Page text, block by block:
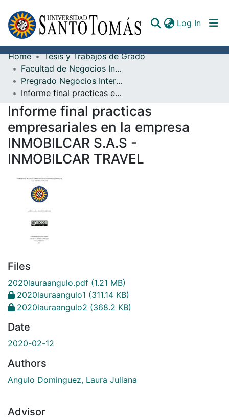
Log In
Communities & Collections
All of DSpace
Documents
Home
Tesis y Trabajos de Grado
Facultad de Negocios Internacionales
Pregrado Negocios Internacionales
Informe final practicas empresariales en la empresa INMOBILCAR S.A.S - INMOBILCAR TRAVEL
Informe final practicas
empresariales en la empresa
INMOBILCAR S.A.S -
INMOBILCAR TRAVEL
Files
2020lauraangulo.pdf (1.21 MB)
2020lauraangulo1 (311.14 KB)
2020lauraangulo2 (368.2 KB)
Date
2020-02-12
Authors
Angulo Dominguez, Laura Juliana
Advisor